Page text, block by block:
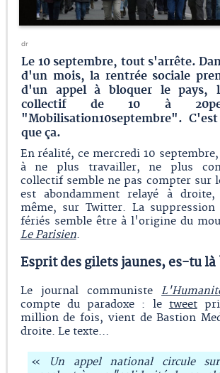
dr
Le 10 septembre, tout s'arrête.
d'un mois, la rentrée sociale
d'un appel à bloquer le pays,
collectif de 10 à
"Mobilisation10septembre".
que ça.
En réalité, ce mercredi 10
à ne plus travailler, ne plus
collectif semble ne pas compter sur
est abondamment relayé à
même, sur Twitter. La suppression
fériés semble être à l'origine du
Le Parisien.
Esprit des gilets jaunes, es-tu là
Le journal communiste
compte du paradoxe : le tweet
million de fois, vient de Bastion
droite. Le texte…
« Un appel national circule